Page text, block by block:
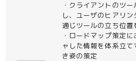
・クライアントのツ
し、ユーザのヒアリ
通じツールの立ち位置
・ロードマップ策定
ャした情報を体系立
き姿の策定